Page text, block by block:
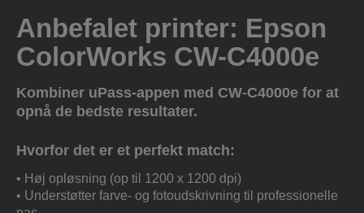
Anbefalet printer: Epson
ColorWorks CW-C4000e
Kombiner uPass-appen med CW-C4000e for at
opnå de bedste resultater.
Hvorfor det er et perfekt match:
• Høj opløsning (op til 1200 x 1200 dpi)
• Understøtter farve- og fotoudskrivning til professionelle